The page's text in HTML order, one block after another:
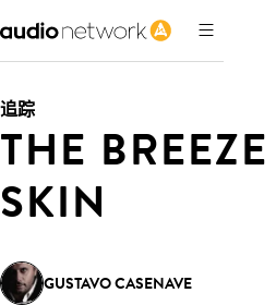
追踪
THE
SKIN
GUSTAVO CASENAVE